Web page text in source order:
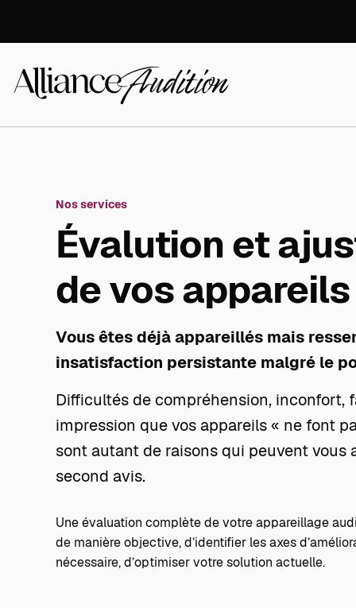
Audition
Nos services
Évalution et
de vos
Vous êtes déjà appareillés mais
insatisfaction persistante malgré le
Difficultés de compréhension, inconfort,
impression que vos appareils « ne font
sont autant de raisons qui peuvent vous
second avis.
Une évaluation complète de votre appareillage
de manière objective, d’identifier les axes
nécessaire, d’optimiser votre solution actuelle.